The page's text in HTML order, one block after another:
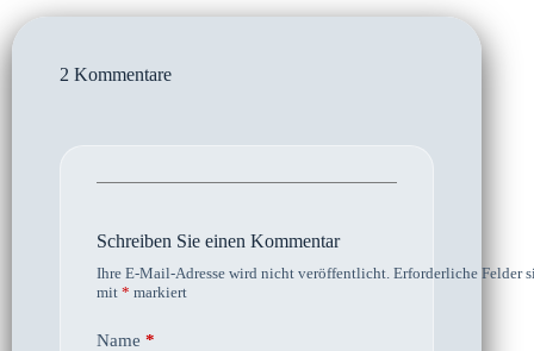
2 Kommentare
Schreiben Sie einen Kommentar
Ihre E-Mail-Adresse wird nicht veröffentlicht. Erforderliche Felder
mit * markiert
Name *